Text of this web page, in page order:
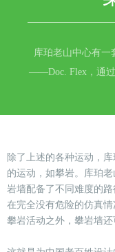
库珀老山中心有一
——Doc. Flex，通过
除了上述的各种运动，
的运动，如攀岩。库珀
岩墙配备了不同难度的
在完全没有危险的仿真
攀岩活动之外，攀岩墙